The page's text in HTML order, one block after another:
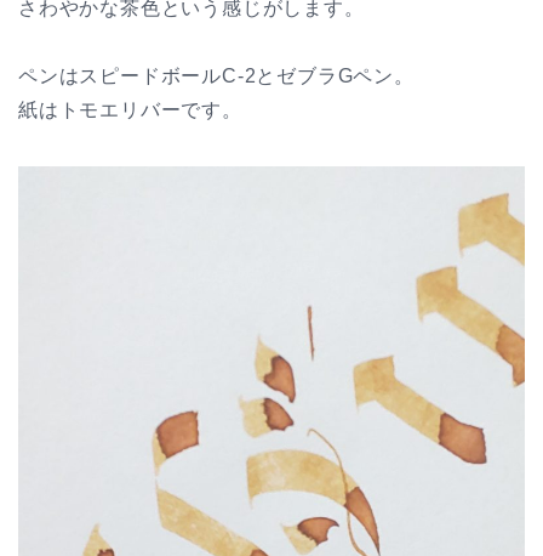
さわやかな茶色という感じがします。
ペンはスピードボールC-2とゼブラGペン。
紙はトモエリバーです。